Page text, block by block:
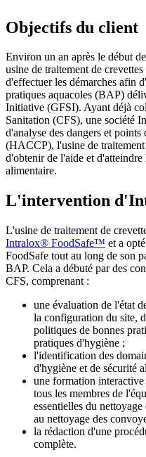
Objectifs du client
Environ un an après le début
usine de traitement de
d'effectuer les démarches afin
pratiques aquacoles (BAP)
Initiative (GFSI). Ayant déjà
Sanitation (CFS), une société
d'analyse des dangers et
(HACCP), l'usine de
d'obtenir de l'aide et
alimentaire.
L'intervention
L'usine de traitement de
Intralox® FoodSafe™ et a
FoodSafe tout au long de son
BAP. Cela a débuté par des
CFS, comprenant :
une évaluation de l'état
la configuration du site,
politiques de bonnes
pratiques d'hygiène ;
l'identification des
d'hygiène et de sécurité
une formation interactive
tous les membres de
essentielles du
au nettoyage des
la rédaction d'une
complète.